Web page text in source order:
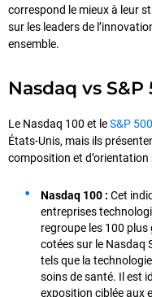
correspond le mieux à leur
sur les leaders de
ensemble.
Nasdaq vs S&P
Le Nasdaq 100 et leS&P 500
États-Unis, mais ils
composition et d’orientation
Nasdaq 100 : Cet
entreprises
regroupe les 100
cotées sur le Nasdaq
tels que la
soins de santé. Il est
exposition ciblée aux